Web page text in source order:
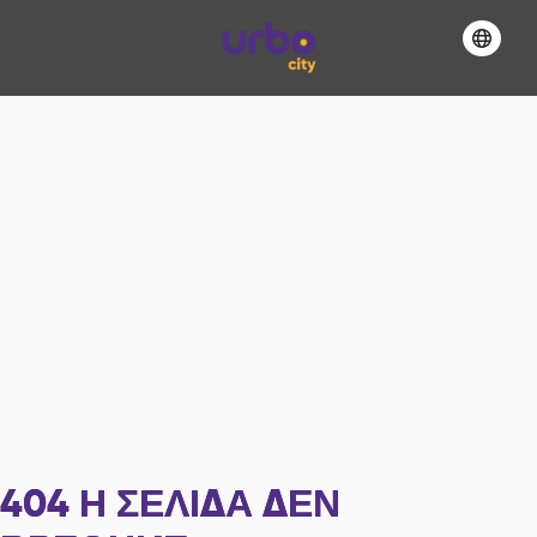
404 Η ΣΕΛΊΔΑ ΔΕΝ